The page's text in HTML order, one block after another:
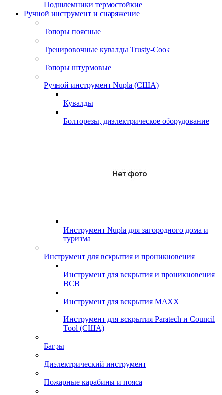
Подшлемники термостойкие
Ручной инструмент и снаряжение
Топоры поясные
Тренировочные кувалды Trusty-Cook
Топоры штурмовые
Ручной инструмент Nupla (США)
Кувалды
Болторезы, диэлектрическое оборудование
Инструмент Nupla для загородного дома и
туризма
Инструмент для вскрытия и проникновения
Инструмент для вскрытия и проникновения
ВСВ
Инструмент для вскрытия MAXX
Инструмент для вскрытия Paratech и Council
Tool (США)
Багры
Диэлектрический инструмент
Пожарные карабины и пояса